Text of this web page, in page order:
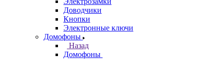
Доводчики
Кнопки
Электронные ключи
Домофоны
Назад
Домофоны